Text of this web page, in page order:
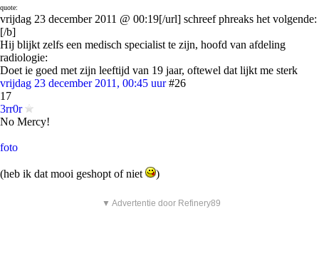
quote:
vrijdag 23 december 2011 @ 00:19[/url] schreef phreaks het volgende:
[/b]
Hij blijkt zelfs een medisch specialist te zijn, hoofd van afdeling
radiologie:
Doet ie goed met zijn leeftijd van 19 jaar, oftewel dat lijkt me sterk
vrijdag 23 december 2011, 00:45 uur #26
17
3rr0r
No Mercy!
foto
(heb ik dat mooi geshopt of niet )
▼ Advertentie door Refinery89